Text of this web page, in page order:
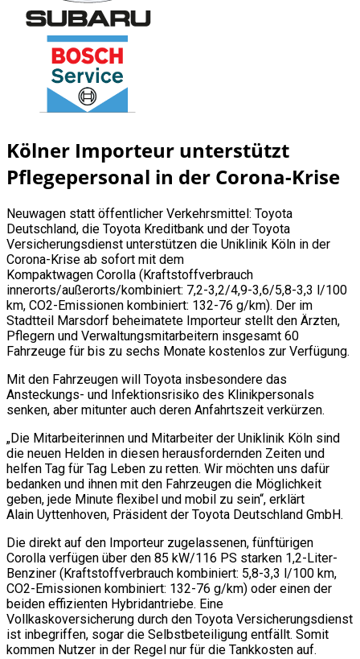
Kölner Importeur unterstützt
Pflegepersonal in der Corona-Krise
Neuwagen statt öffentlicher Verkehrsmittel: Toyota
Deutschland, die Toyota Kreditbank und der Toyota
Versicherungsdienst unterstützen die Uniklinik Köln in der
Corona-Krise ab sofort mit dem
Kompaktwagen Corolla (Kraftstoffverbrauch
innerorts/außerorts/kombiniert: 7,2-3,2/4,9-3,6/5,8-3,3 l/100
km, CO2-Emissionen kombiniert: 132-76 g/km). Der im
Stadtteil Marsdorf beheimatete Importeur stellt den Ärzten,
Pflegern und Verwaltungsmitarbeitern insgesamt 60
Fahrzeuge für bis zu sechs Monate kostenlos zur Verfügung.
Mit den Fahrzeugen will Toyota insbesondere das
Ansteckungs- und Infektionsrisiko des Klinikpersonals
senken, aber mitunter auch deren Anfahrtszeit verkürzen.
„Die Mitarbeiterinnen und Mitarbeiter der Uniklinik Köln sind
die neuen Helden in diesen herausfordernden Zeiten und
helfen Tag für Tag Leben zu retten. Wir möchten uns dafür
bedanken und ihnen mit den Fahrzeugen die Möglichkeit
geben, jede Minute flexibel und mobil zu sein“, erklärt
Alain Uyttenhoven, Präsident der Toyota Deutschland GmbH.
Die direkt auf den Importeur zugelassenen, fünftürigen
Corolla verfügen über den 85 kW/116 PS starken 1,2-Liter-
Benziner (Kraftstoffverbrauch kombiniert: 5,8-3,3 l/100 km,
CO2-Emissionen kombiniert: 132-76 g/km) oder einen der
beiden effizienten Hybridantriebe. Eine
Vollkaskoversicherung durch den Toyota Versicherungsdienst
ist inbegriffen, sogar die Selbstbeteiligung entfällt. Somit
kommen Nutzer in der Regel nur für die Tankkosten auf.